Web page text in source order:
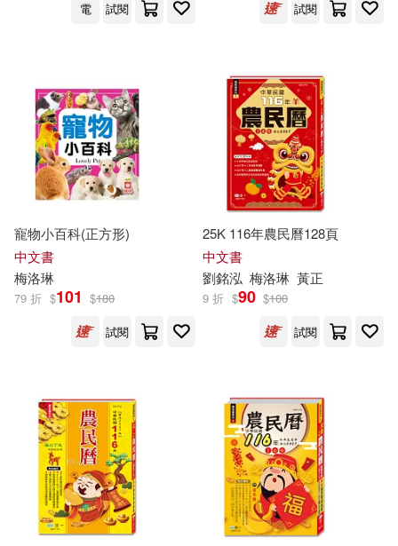
電 試閱 試閱
寵物小百科(正方形)
中文書
梅洛琳
79 折 $101 $180
試閱
25K 116年農民曆128頁
中文書
劉銘泓 梅洛琳 黃正
9 折 $90 $100
試閱